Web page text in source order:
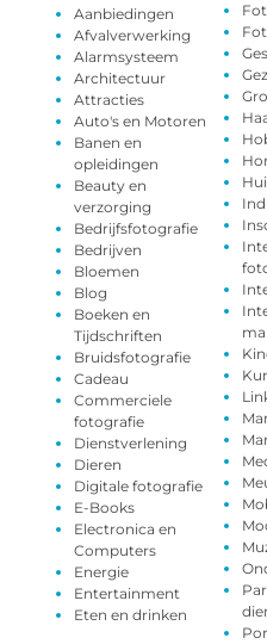
Aanbiedingen
Afvalverwerking
Alarmsysteem
Architectuur
Attracties
Auto's en Motoren
Banen en
opleidingen
Beauty en
verzorging
Bedrijfsfotografie
Bedrijven
Bloemen
Blog
Boeken en
Tijdschriften
Bruidsfotografie
Cadeau
Commerciele
fotografie
Dienstverlening
Dieren
Digitale fotografie
E-Books
Electronica en
Computers
Energie
Entertainment
Eten en drinken